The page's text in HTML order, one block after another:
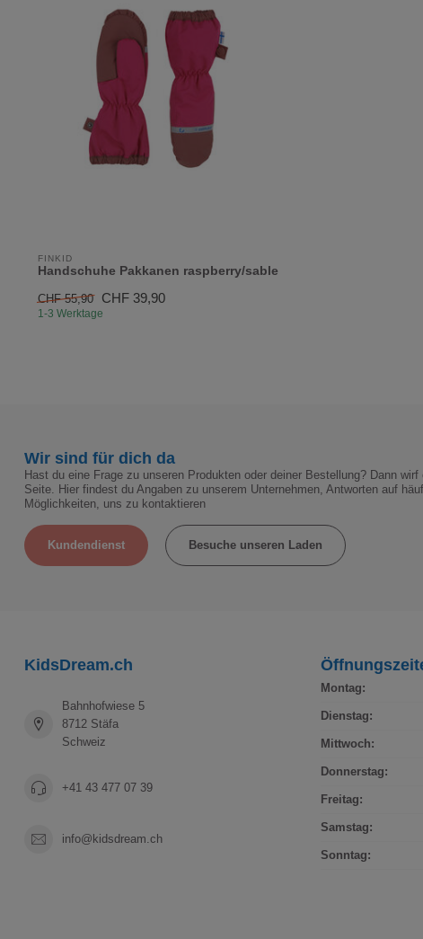
FINKID
Handschuhe Pakkanen raspberry/sable
CHF 55,90 CHF 39,90
1-3 Werktage
Wir sind für dich da
Hast du eine Frage zu unseren Produkten oder deiner Bestellung? Dann
Seite. Hier findest du Angaben zu unserem Unternehmen, Antworten auf
Möglichkeiten, uns zu kontaktieren
Kundendienst Besuche unseren Laden
KidsDream.ch
Bahnhofwiese 5
8712 Stäfa
Schweiz
+41 43 477 07 39
info@kidsdream.ch
Montag:
Dienstag:
Mittwoch:
Donnerstag:
Freitag:
Samstag:
Sonntag: